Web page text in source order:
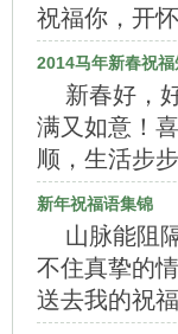
祝福你，开
2014马年新春祝福
新春好，
满又如意！
顺，生活步
新年祝福语集锦
山脉能阻
不住真挚的
送去我的祝